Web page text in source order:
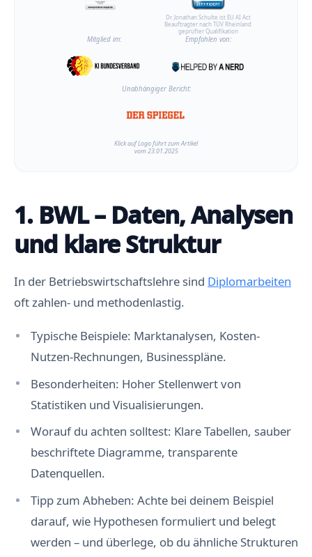
Dr. Jonathan Schulte ist EU AI Act
Beauftragter nach TÜV Rheinland
geprüfter Qualifikation
Mitglied im: Empfohlen von:
Unabhängiger Bericht:
Klick auf Logo führt zum Artikel
vom 23.01.2025
1. BWL – Daten, Analysen
und klare Struktur
In der Betriebswirtschaftslehre sind Diplomarbeiten
oft zahlen- und methodenlastig.
Typische Beispiele: Marktanalysen, Kosten-
Nutzen-Rechnungen, Businesspläne.
Besonderheiten: Hoher Stellenwert von
Statistiken und Visualisierungen.
Worauf du achten solltest: Klare Tabellen, sauber
beschriftete Diagramme, transparente
Datenquellen.
Tipp zum Abheben: Achte bei deinem Beispiel
darauf, wie Hypothesen formuliert und belegt
werden – und überlege, ob du ähnliche Strukturen